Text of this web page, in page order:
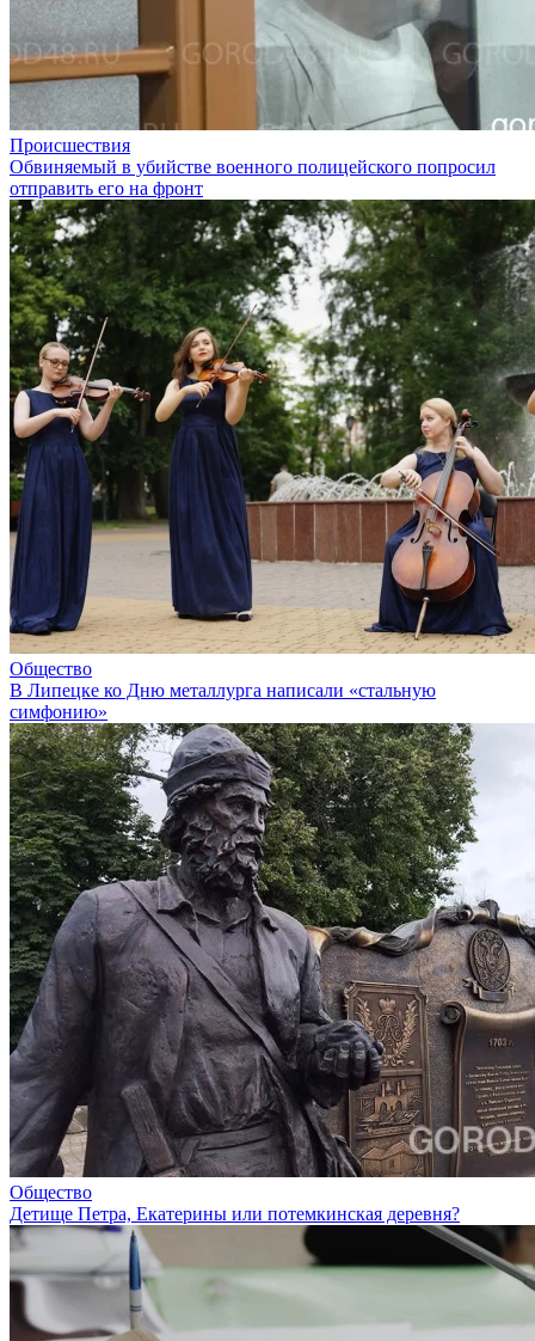
Происшествия
Обвиняемый в убийстве военного полицейского попросил
отправить его на фронт
Общество
В Липецке ко Дню металлурга написали «стальную
симфонию»
Общество
Детище Петра, Екатерины или потемкинская деревня?